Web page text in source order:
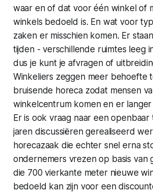
waar en of dat voor één winkel of
winkels bedoeld is. En wat voor
zaken er misschien komen. Er
tijden - verschillende ruimtes leeg
dus je kunt je afvragen of
Winkeliers zeggen meer behoefte
bruisende horeca zodat mensen
winkelcentrum komen en er
Er is ook vraag naar een
jaren discussiëren gerealiseerd
horecazaak die echter snel erna
ondernemers vrezen op basis van
die 700 vierkante meter nieuwe
bedoeld kan zijn voor een